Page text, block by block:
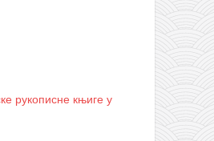
рукописне књиге у